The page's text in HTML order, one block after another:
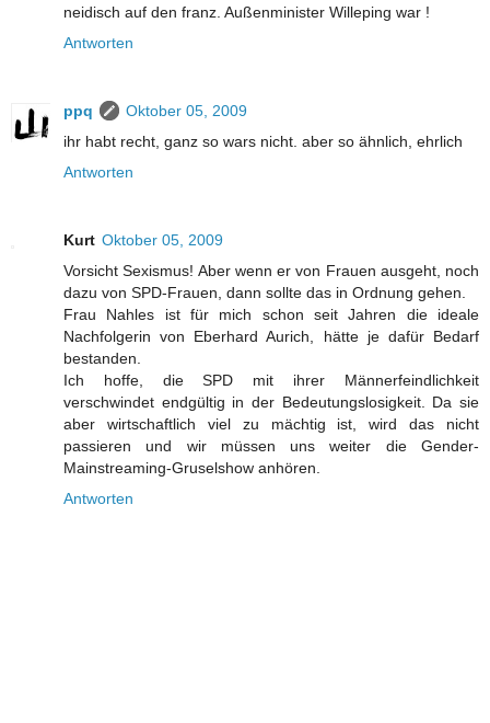
neidisch auf den franz. Außenminister Willeping war !
Antworten
ppq
Oktober 05, 2009
ihr habt recht, ganz so wars nicht. aber so ähnlich, ehrlich
Antworten
Kurt Oktober 05, 2009
Vorsicht Sexismus! Aber wenn er von Frauen ausgeht, noch
dazu von SPD-Frauen, dann sollte das in Ordnung gehen.
Frau Nahles ist für mich schon seit Jahren die ideale
Nachfolgerin von Eberhard Aurich, hätte je dafür Bedarf
bestanden.
Ich hoffe, die SPD mit ihrer Männerfeindlichkeit
verschwindet endgültig in der Bedeutungslosigkeit. Da sie
aber wirtschaftlich viel zu mächtig ist, wird das nicht
passieren und wir müssen uns weiter die Gender-
Mainstreaming-Gruselshow anhören.
Antworten